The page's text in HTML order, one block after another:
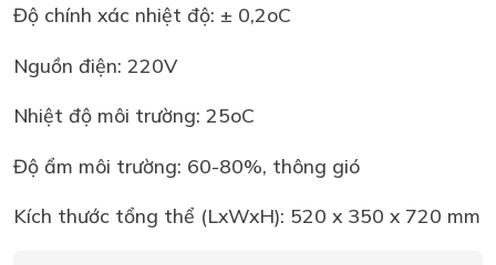
Độ chính xác nhiệt độ: ± 0,2oC
Nguồn điện: 220V
Nhiệt độ môi trường: 25oC
Độ ẩm môi trường: 60-80%, thông gió
Kích thước tổng thể (LxWxH): 520 x 350 x 720 mm